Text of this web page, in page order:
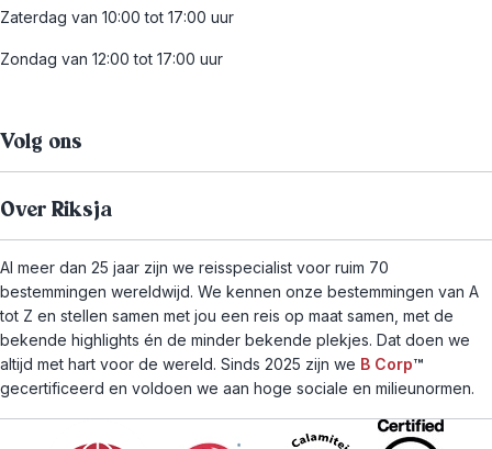
Zaterdag van 10:00 tot 17:00 uur
Zondag van 12:00 tot 17:00 uur
Volg ons
Over Riksja
Al meer dan 25 jaar zijn we reisspecialist voor ruim 70
bestemmingen wereldwijd. We kennen onze bestemmingen van A
tot Z en stellen samen met jou een reis op maat samen, met de
bekende highlights én de minder bekende plekjes. Dat doen we
altijd met hart voor de wereld. Sinds 2025 zijn we B Corp™
gecertificeerd en voldoen we aan hoge sociale en milieunormen.